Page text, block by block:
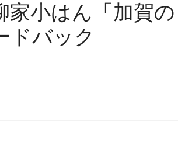
家小はん「加賀の
ドバック